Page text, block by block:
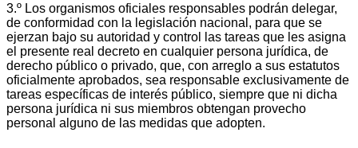
3.º Los organismos oficiales responsables podrán delegar,
de conformidad con la legislación nacional, para que se
ejerzan bajo su autoridad y control las tareas que les asigna
el presente real decreto en cualquier persona jurídica, de
derecho público o privado, que, con arreglo a sus estatutos
oficialmente aprobados, sea responsable exclusivamente de
tareas específicas de interés público, siempre que ni dicha
persona jurídica ni sus miembros obtengan provecho
personal alguno de las medidas que adopten.